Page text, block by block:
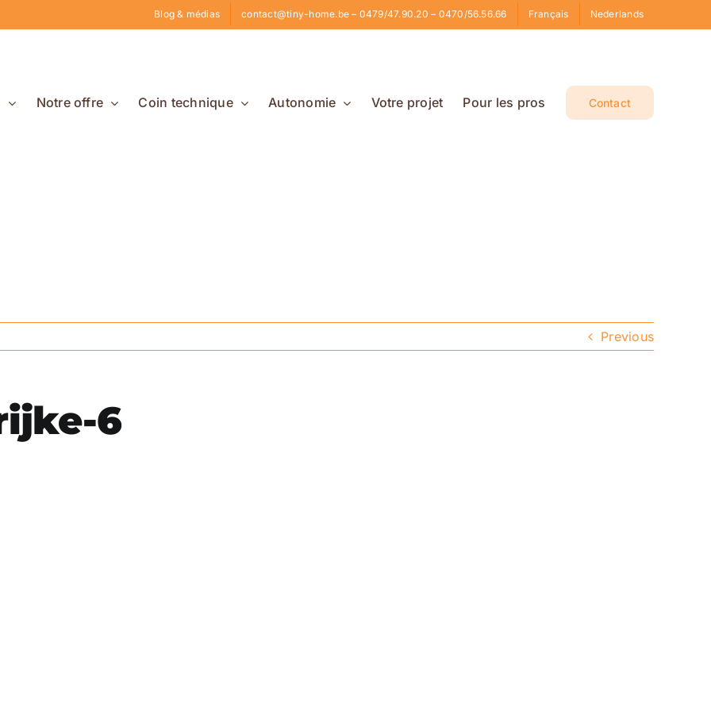
Blog & médias contact@tiny-home.be – 0479/47.90.20 – 0470/56.56.66 Français Nederlands
Notre offre Coin technique Autonomie Votre projet Pour les pros Contact
Previous
6